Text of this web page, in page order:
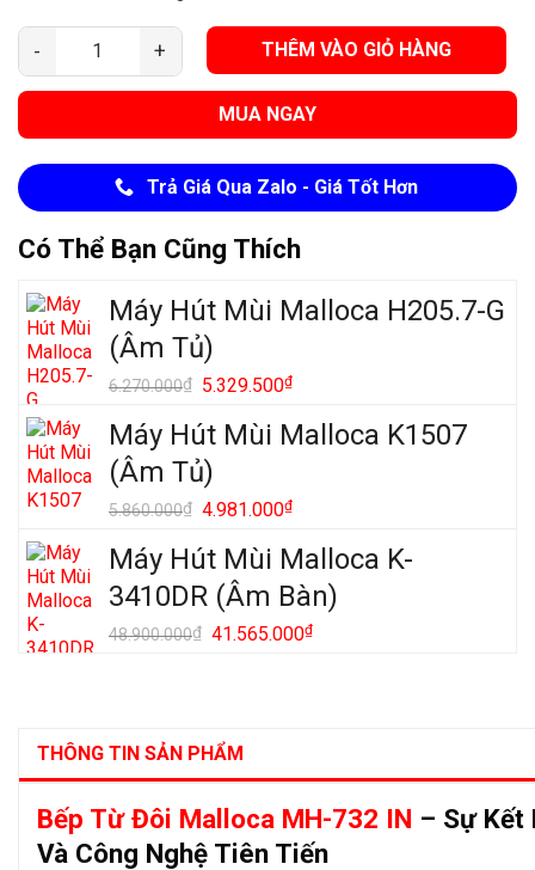
Bếp Từ Đôi Malloca MH-732 IN số lượng
THÊM VÀO GIỎ HÀNG
MUA NGAY
Trả Giá Qua Zalo - Giá Tốt Hơn
Có Thể Bạn Cũng Thích
Máy Hút Mùi Malloca H205.7-G
(Âm Tủ)
6.270.000₫ Giá
là:
6.270.000₫.
5.329.500₫Giá
tại
Máy Hút Mùi Malloca K1507
(Âm Tủ)
5.860.000₫ Giá
là:
5.860.000₫.
4.981.000₫Giá
tại
là:
4.981.000₫.
Máy Hút Mùi Malloca K-
3410DR (Âm Bàn)
48.900.000₫ Giá
41.565.000₫Giá
THÔNG TIN SẢN PHẨM
Bếp Từ Đôi Malloca MH-732 IN – Sự Kết
Và Công Nghệ Tiên Tiến